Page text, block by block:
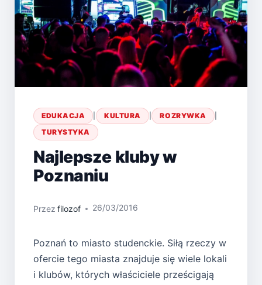
EDUKACJA | KULTURA | ROZRYWKA
|
TURYSTYKA
Najlepsze kluby w
Poznaniu
Przez filozof 26/03/2016
Poznań to miasto studenckie. Siłą rzeczy w
ofercie tego miasta znajduje się wiele lokali
i klubów, których właściciele prześcigają